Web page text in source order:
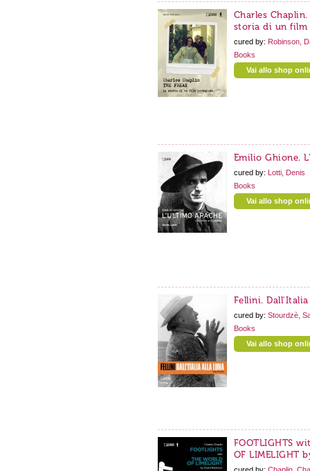
Charles Chaplin.
storia di un
cured by: Robinson,
Books
Vai allo shop
Emilio Ghione.
cured by: Lotti, Denis
Books
Vai allo shop
Fellini. Dall'Italia
cured by: Stourdzè,
Books
Vai allo shop
FOOTLIGHTS
OF LIMELIGHT